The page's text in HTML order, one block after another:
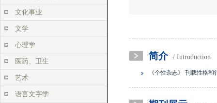
文化事业
文学
心理学
医药、卫生
艺术
语言文字学
简介 / Introduction
《个性杂志》 刊载性格